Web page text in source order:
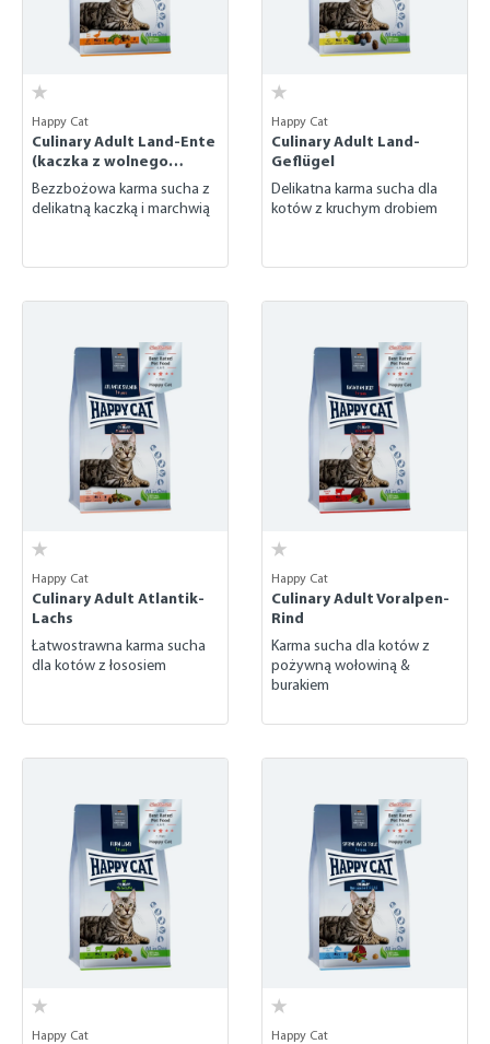
Happy Cat
Culinary Adult Land-Ente
(kaczka z wolnego
wybiegu)
Bezzbożowa karma sucha z
delikatną kaczką i marchwią
Happy Cat
Culinary Adult Land-
Geflügel
Delikatna karma sucha dla
kotów z kruchym drobiem
Happy Cat
Culinary Adult Atlantik-
Lachs
Łatwostrawna karma sucha
dla kotów z łososiem
Happy Cat
Culinary Adult Voralpen-
Rind
Karma sucha dla kotów z
pożywną wołowiną &
burakiem
Happy Cat Happy Cat